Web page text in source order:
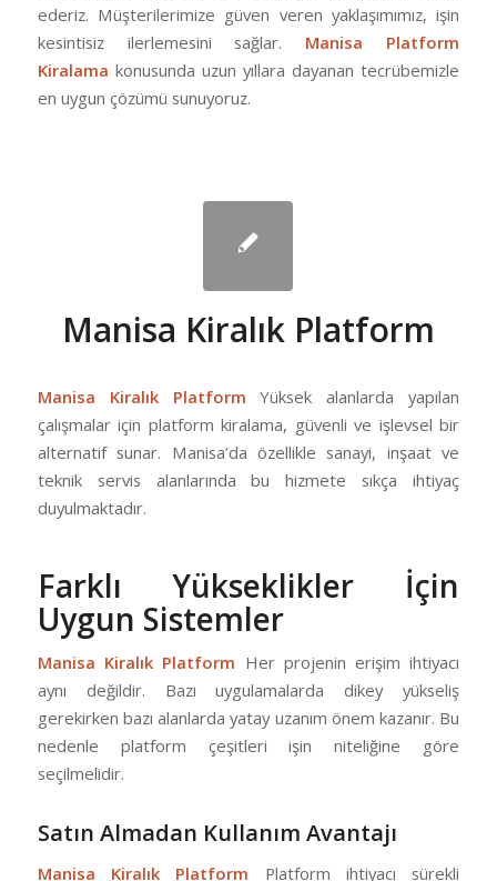
ederiz. Müşterilerimize güven veren yaklaşımımız, işin
kesintisiz ilerlemesini sağlar. Manisa Platform
Kiralama konusunda uzun yıllara dayanan tecrübemizle
en uygun çözümü sunuyoruz.
Manisa Kiralık Platform
Manisa Kiralık Platform
Yüksek alanlarda yapılan
çalışmalar için platform kiralama, güvenli ve işlevsel bir
alternatif sunar. Manisa’da özellikle sanayi, inşaat ve
teknik servis alanlarında bu hizmete sıkça ihtiyaç
duyulmaktadır.
Farklı Yükseklikler İçin
Uygun Sistemler
Manisa Kiralık Platform Her projenin erişim ihtiyacı
aynı değildir. Bazı uygulamalarda dikey yükseliş
gerekirken bazı alanlarda yatay uzanım önem kazanır. Bu
nedenle platform çeşitleri işin niteliğine göre
seçilmelidir.
Satın Almadan Kullanım Avantajı
Manisa Kiralık Platform Platform ihtiyacı sürekli